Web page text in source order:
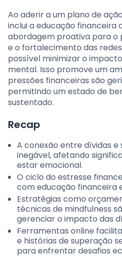
Ao aderir a um plano de
inclui a educação financeira
abordagem proativa para o
e o fortalecimento das
possível minimizar o
mental. Isso promove um
pressões financeiras são
permitindo um estado de
sustentado.
Recap
A conexão entre dívidas e
inegável, afetando
estar emocional.
O ciclo do estresse
com educação financeira
Estratégias como
técnicas de mindfulness
gerenciar o impacto das
Ferramentas online
e histórias de superação
para enfrentar desafios